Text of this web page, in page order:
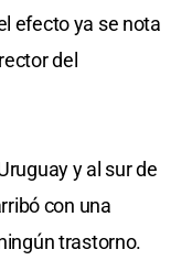
efecto ya se nota
del
y al sur de
con una
trastorno.